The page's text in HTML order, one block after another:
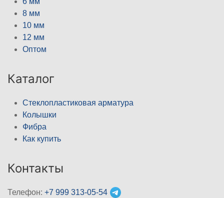
8 мм
10 мм
12 мм
Оптом
Каталог
Стеклопластиковая арматура
Колышки
Фибра
Как купить
Контакты
Телефон: +7 999 313-05-54